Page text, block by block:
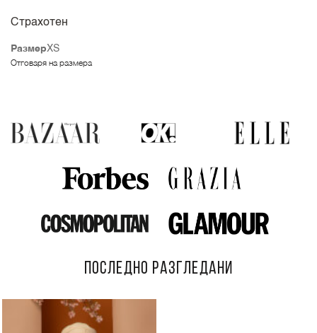
РазмерXS
Отговаря на размера
Страхотен
ПОСЛЕДНО РАЗГЛЕДАНИ